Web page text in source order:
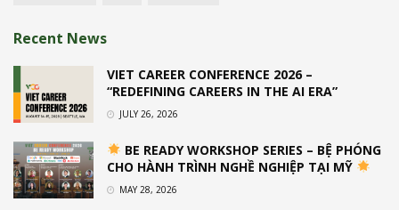
Recent News
VIET CAREER CONFERENCE 2026 –
“REDEFINING CAREERS IN THE AI ERA”
JULY 26, 2026
BE READY WORKSHOP SERIES – BỆ PHÓNG
CHO HÀNH TRÌNH NGHỀ NGHIỆP TẠI MỸ
MAY 28, 2026